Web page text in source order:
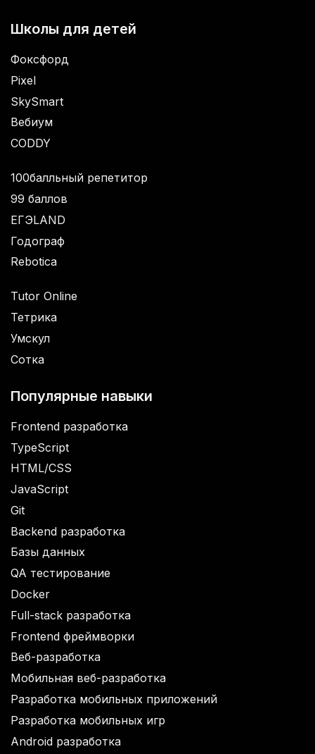
Школы для детей
Фоксфорд
Pixel
SkySmart
Вебиум
CODDY
100балльный репетитор
99 баллов
ЕГЭLAND
Годограф
Rebotica
Tutor Online
Тетрика
Умскул
Сотка
Популярные навыки
Frontend разработка
TypeScript
HTML/CSS
JavaScript
Git
Backend разработка
Базы данных
QA тестирование
Docker
Full-stack разработка
Frontend фреймворки
Веб-разработка
Мобильная веб-разработка
Разработка мобильных приложений
Разработка мобильных игр
Android разработка